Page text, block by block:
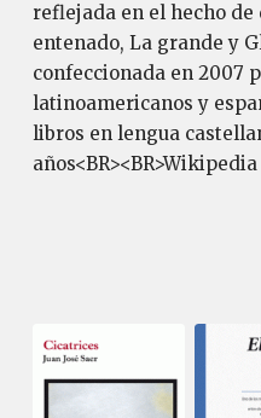
reflejada en el hecho de
entenado, La grande y
confeccionada en 2007
latinoamericanos y
libros en lengua
años<BR><BR>Wikipedia